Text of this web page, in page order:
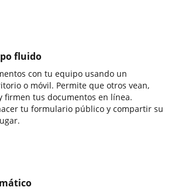
fluido
con tu equipo usando un
o móvil. Permite que otros vean,
firmen tus documentos en línea.
tu formulario público y compartir su